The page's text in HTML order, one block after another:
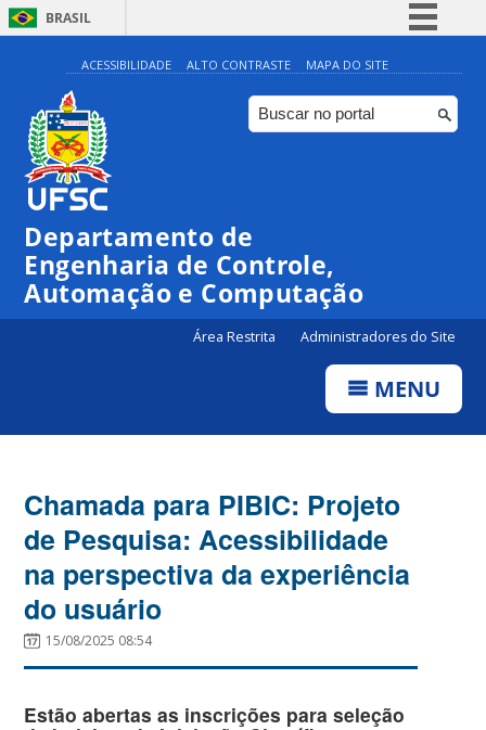
BRASIL
Simplifique!
Comunica BR
Participe
ACESSIBILIDADE ALTO CONTRASTE MAPA DO SITE
Departamento de
Engenharia de Controle,
Automação e Computação
Área Restrita Administradores do Site
MENU
Chamada para PIBIC: Projeto
de Pesquisa: Acessibilidade
na perspectiva da experiência
do usuário
15/08/2025 08:54
Estão abertas as inscrições para seleção